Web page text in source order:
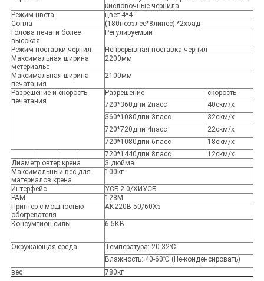
кисловочные чернила
Режим цвета
цвет 4*4
Сопла
(180ноззлес*8линес) *2хэад
Голова печати более
высокая
Регулируемый
Режим поставки чернил
Непрерывная поставка чернил
Максимальная ширина
метериальс
2200мм
Максимальная ширина
печатания
2100мм
Разрешение и скорость
печатания
Разрешение
скорость
720*360дпи 2пасс
40скм/х
360*1080дпи 3пасс
32скм/х
720*720дпи 4пасс
22скм/х
720*1080дпи 6пасс
18скм/х
720*1440дпи 8пасс
12скм/х
Диаметр овтер крена
3 дюйма
Максимальный вес для
материалов крена
100кг
Интерфейс
УСБ 2.0/ХИУСБ
РАМ
128М
Принтер с мощностью
обогревателя
АК220В 50/60Хз
Консумтион силы 6.5КВ
Окружающая среда
Температура: 20-32℃
Влажность: 40-60℃ (Не-конденсировать)
вес
780кг